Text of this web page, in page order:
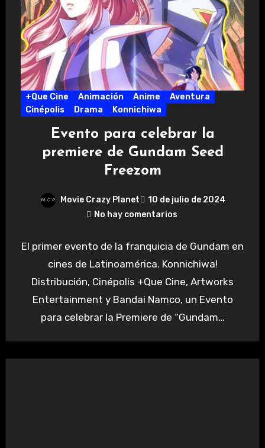
+Que Cine Animación Anime
Aventura
Cinépolis
Drama Konnichiwa
Evento para celebrar la
premiere de Gundam Seed
Freezom
Movie Crazy Planet
10 de julio de 2024
No hay comentarios
El primer evento de la franquicia de Gundam en
cines de Latinoamérica. Konnichiwa!
Distribución, Cinépolis +Que Cine, Artworks
Entertainment y Bandai Namco, un Evento
para celebrar la Premiere de “Gundam…